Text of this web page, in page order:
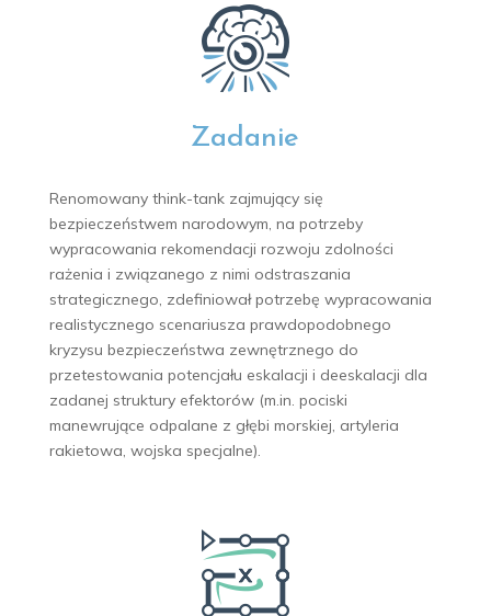
Zadanie
Renomowany think-tank zajmujący się
bezpieczeństwem narodowym, na potrzeby
wypracowania rekomendacji rozwoju zdolności
rażenia i związanego z nimi odstraszania
strategicznego, zdefiniował potrzebę wypracowania
realistycznego scenariusza prawdopodobnego
kryzysu bezpieczeństwa zewnętrznego do
przetestowania potencjału eskalacji i deeskalacji dla
zadanej struktury efektorów (m.in. pociski
manewrujące odpalane z głębi morskiej, artyleria
rakietowa, wojska specjalne).